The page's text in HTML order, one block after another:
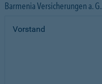
Barmenia Versicherungen a. G.
Vorstand